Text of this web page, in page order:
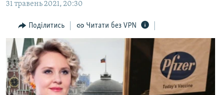
Перейти
пошуку
ПОГЛЯД
ІНТЕРВ'Ю
ВСЕ ЗА ДЕНЬ
СПЕЦПРОЕКТИ
ДЕПОРТАЦІЯ
ЯК ОБІЙТИ БЛОКУВАННЯ
31 травень 2021, 20:30
Поділитись Читати без VPN